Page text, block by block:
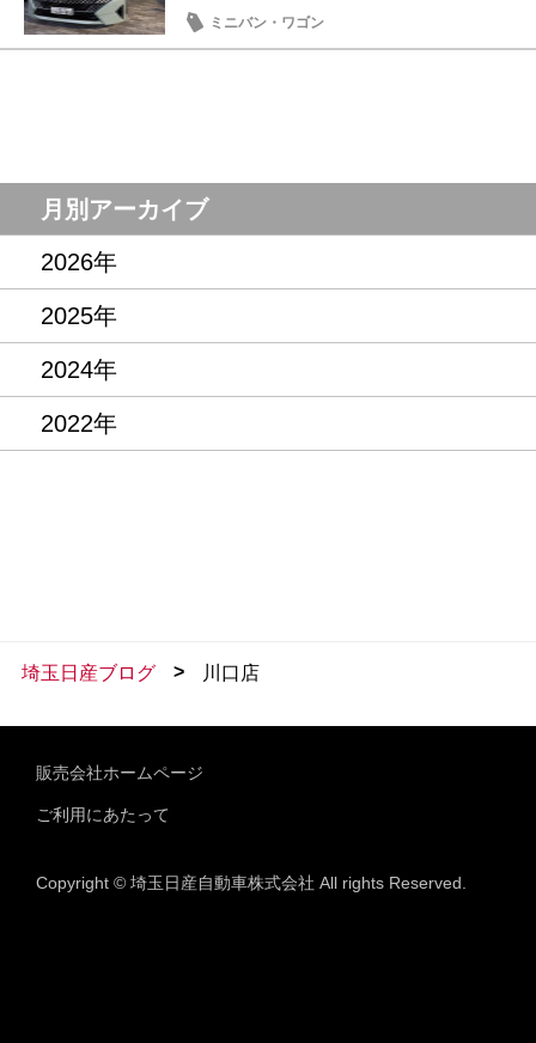
ミニバン・ワゴン
月別アーカイブ
2026年
2025年
2024年
2022年
埼玉日産ブログ > 川口店
販売会社ホームページ
ご利用にあたって
Copyright © 埼玉日産自動車株式会社 All rights Reserved.